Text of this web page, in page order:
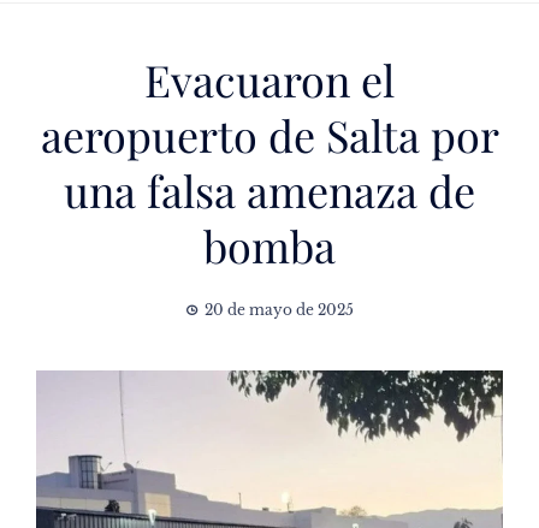
Evacuaron el
aeropuerto de Salta por
una falsa amenaza de
bomba
20 de mayo de 2025